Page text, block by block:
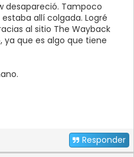
desapareció. Tampoco
allí colgada. Logré
al sitio The Wayback
ya que es algo que tiene
Responder